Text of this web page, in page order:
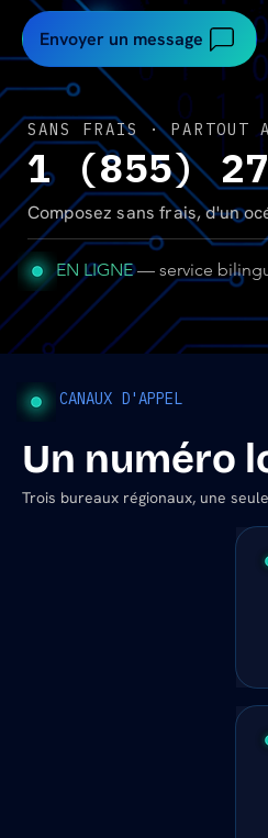
Envoyer un message
SANS FRAIS · PARTOUT
1 (855)
Composez sans frais, d'un
EN LIGNE— service
CANAUX D'APPEL
Un numéro
Trois bureaux régionaux, une